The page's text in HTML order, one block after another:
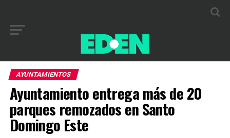
AYUNTAMIENTOS
Ayuntamiento entrega más de 20
parques remozados en Santo
Domingo Este